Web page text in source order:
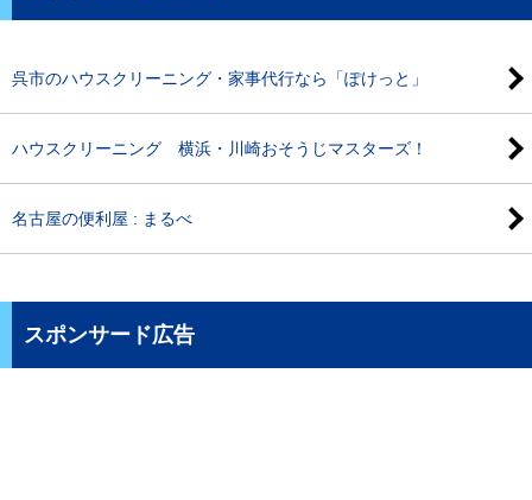
呉市のハウスクリーニング・家事代行なら「ぽけっと」
ハウスクリーニング 横浜・川崎おそうじマスターズ！
名古屋の便利屋 : まるべ
スポンサード広告